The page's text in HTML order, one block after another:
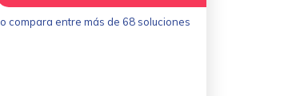
o compara entre más de 68 soluciones